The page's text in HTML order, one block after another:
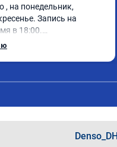
, на понедельник,
Запись на
в 18:00.
за 30 минут,